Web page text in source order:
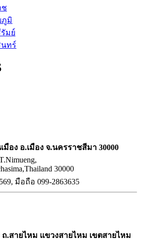
ช
ภูมิ
มย์
นทร์
มือง อ.เมือง จ.นครราชสีมา 30000
30000
มือถือ 099-2863635
ถ.สายไหม แขวงสายไหม เขตสายไหม